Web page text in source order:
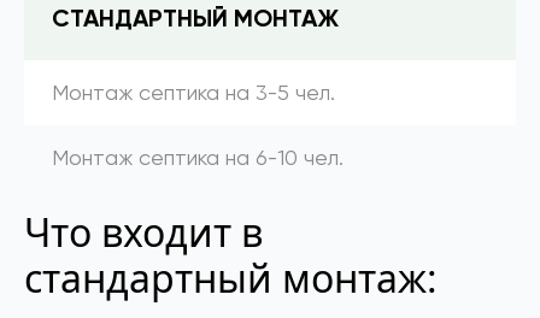
СТАНДАРТНЫЙ МОНТАЖ
Монтаж септика на 3-5 чел.
Монтаж септика на 6-10 чел.
Что входит в
стандартный монтаж: